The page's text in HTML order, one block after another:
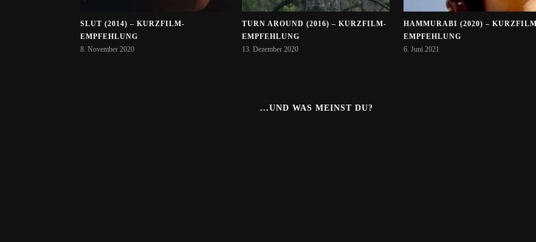
SLUT (2014) – KURZFILM-
EMPFEHLUNG
8. November 2020
TURN AROUND (2016) – KURZFILM-
EMPFEHLUNG
13. Dezember 2020
HAMMURABI (2020) –
EMPFEHLUNG
6. Juni 2021
...UND WAS MEINST DU?